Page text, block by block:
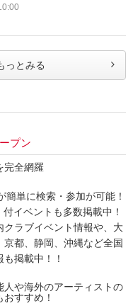
っとみる
プン
完全網羅
簡単に検索・参加が可能！
イベントも多数掲載中！
ラブイベント情報や、大
都、静岡、沖縄など全国
掲載中！！
人や海外のアーティストの
すすめ！